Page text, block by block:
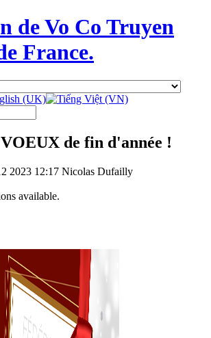
de Vo Co Truyen
France.
de fin d'année !
2023 12:17 Nicolas Dufailly
available.